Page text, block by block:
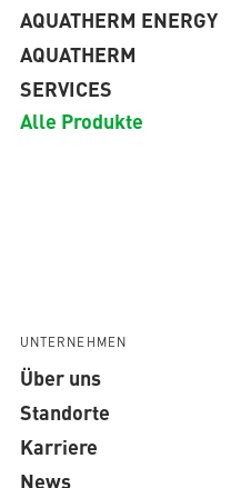
AQUATHERM ENERGY
AQUATHERM
SERVICES
Alle Produkte
UNTERNEHMEN
Über uns
Standorte
Karriere
News